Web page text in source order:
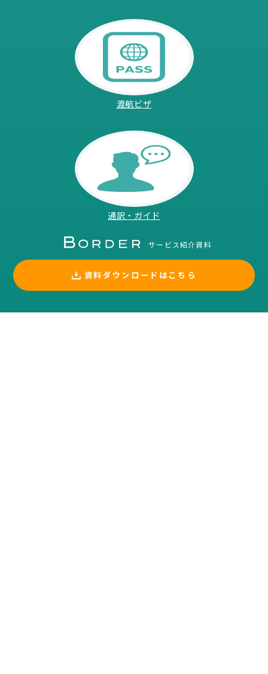
渡航ビザ
通訳・ガイド
サービス紹介資料
資料ダウンロードはこちら